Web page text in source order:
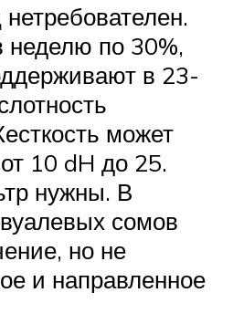
неделю по 30%,
в 23-
может
10 dH до 25.
нужны. В
сомов
но не
и направленное